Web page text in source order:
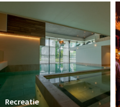
Recreatie